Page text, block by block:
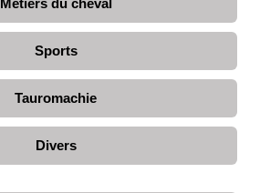
Métiers du cheval
Sports
Tauromachie
Divers